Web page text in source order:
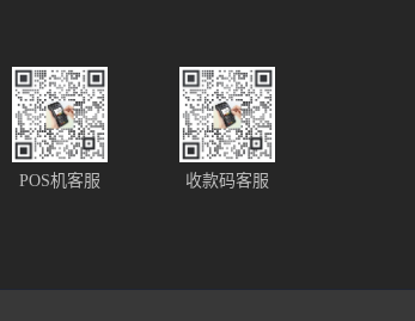
POS机客服 收款码客服